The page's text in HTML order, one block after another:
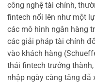
công nghệ tài chính,
fintech nổi lên như một
các mô hình ngân hàng
các giải pháp tài chính
vào khách hàng
thái fintech trưởng
nhập ngày càng tăng đã